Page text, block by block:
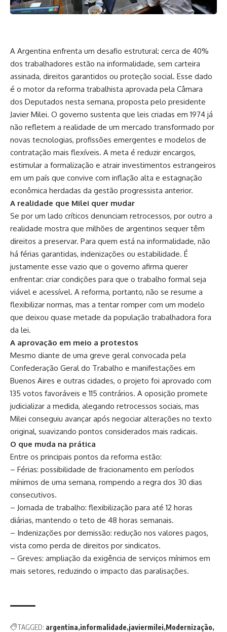
A Argentina enfrenta um desafio estrutural: cerca de 40%
dos trabalhadores estão na informalidade, sem carteira
assinada, direitos garantidos ou proteção social. Esse dado
é o motor da reforma trabalhista aprovada pela Câmara
dos Deputados nesta semana, proposta pelo presidente
Javier Milei. O governo sustenta que leis criadas em 1974 já
não refletem a realidade de um mercado transformado por
novas tecnologias, profissões emergentes e modelos de
contratação mais flexíveis. A meta é reduzir encargos,
estimular a formalização e atrair investimentos estrangeiros
em um país que convive com inflação alta e estagnação
econômica herdadas da gestão progressista anterior.
A realidade que Milei quer mudar
Se por um lado críticos denunciam retrocessos, por outro a
realidade mostra que milhões de argentinos sequer têm
direitos a preservar. Para quem está na informalidade, não
há férias garantidas, indenizações ou estabilidade. É
justamente esse vazio que o governo afirma querer
enfrentar: criar condições para que o trabalho formal seja
viável e acessível. A reforma, portanto, não se resume a
flexibilizar normas, mas a tentar romper com um modelo
que deixou quase metade da população trabalhadora fora
da lei.
A aprovação em meio a protestos
Mesmo diante de uma greve geral convocada pela
Confederação Geral do Trabalho e manifestações em
Buenos Aires e outras cidades, o projeto foi aprovado com
135 votos favoráveis e 115 contrários. A oposição promete
judicializar a medida, alegando retrocessos sociais, mas
Milei conseguiu avançar após negociar alterações no texto
original, suavizando pontos considerados mais radicais.
O que muda na prática
Entre os principais pontos da reforma estão:
– Férias: possibilidade de fracionamento em períodos
mínimos de uma semana, rompendo a regra dos 30 dias
consecutivos.
– Jornada de trabalho: flexibilização para até 12 horas
diárias, mantendo o teto de 48 horas semanais.
– Indenizações por demissão: redução nos valores pagos,
vista como perda de direitos por sindicatos.
– Greves: ampliação da exigência de serviços mínimos em
mais setores, reduzindo o impacto das paralisações.
TAGGED: argentina informalidade javiermilei Modernização